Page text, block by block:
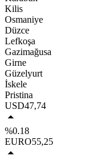
Kilis
Osmaniye
Düzce
Lefkoşa
Gazimağusa
Girne
Güzelyurt
İskele
Pristina
USD47,74
%0.18
EURO55,25